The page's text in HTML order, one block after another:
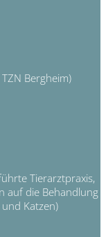
Bergheim)
Tierarztpraxis,
auf die Behandlung
Katzen)